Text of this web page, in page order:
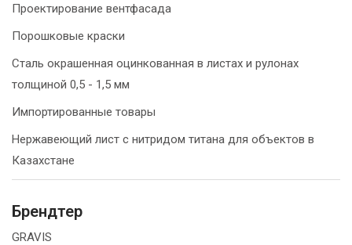
Проектирование вентфасада
Порошковые краски
Сталь окрашенная оцинкованная в листах и рулонах
толщиной 0,5 - 1,5 мм
Импортированные товары
Нержавеющий лист с нитридом титана для объектов в
Казахстане
Брендтер
GRAVIS